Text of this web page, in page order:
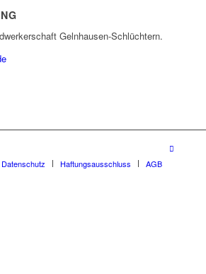
Gelnhausen-Schlüchtern.
Datenschutz Haftungsausschluss AGB